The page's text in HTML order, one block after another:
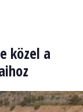
közel a